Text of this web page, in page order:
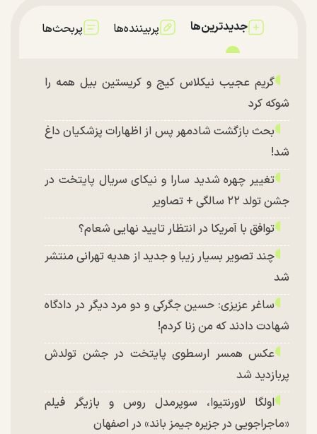
جدیدترین‌ها پربیننده‌ها پربحث‌ها
گریم عجیب نیکلاس کیج و کریستین بیل همه را
شوکه کرد
بحث بازگشت شادمهر پس از اظهارات پزشکیان داغ
شد!
تغییر چهره شدید سارا و نیکای سریال پایتخت در
جشن تولد ۲۲ سالگی + تصاویر
توافق با آمریکا در انتظار تایید نهایی شعام؟
چند تصویر بسیار زیبا و جدید از هدیه تهرانی منتشر
شد
ساغر عزیزی: حسین جگرکی و دو مرد دیگر در دادگاه
شهادت دادند که من زنا کردم!
عکس همسر ارسطوی پایتخت در جشن تولدش
پربازدید شد
اولگا لاورنتیوا، سوپرمدل روس و بازیگر فیلم
«ماجراجویی در جزیره جیمز باند» در اصفهان